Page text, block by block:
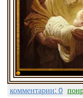
комментарии: 0